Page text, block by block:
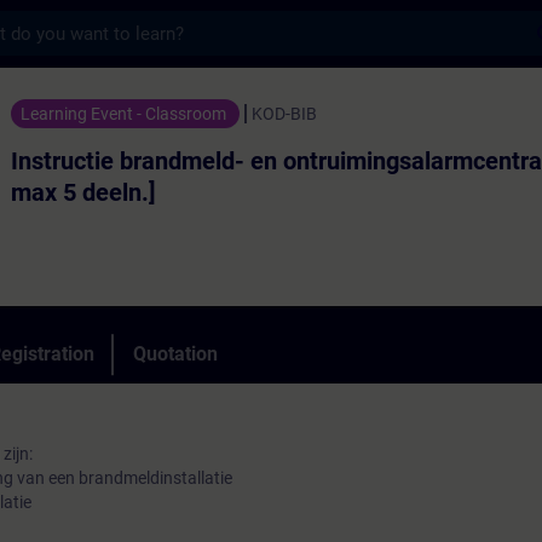
en ontruimingsalarmcentrale
Learning Event - Classroom KOD-BIB
Instructie brandmeld- en
max 5 deeln.]
Quotation
van een brandmeldinstallatie